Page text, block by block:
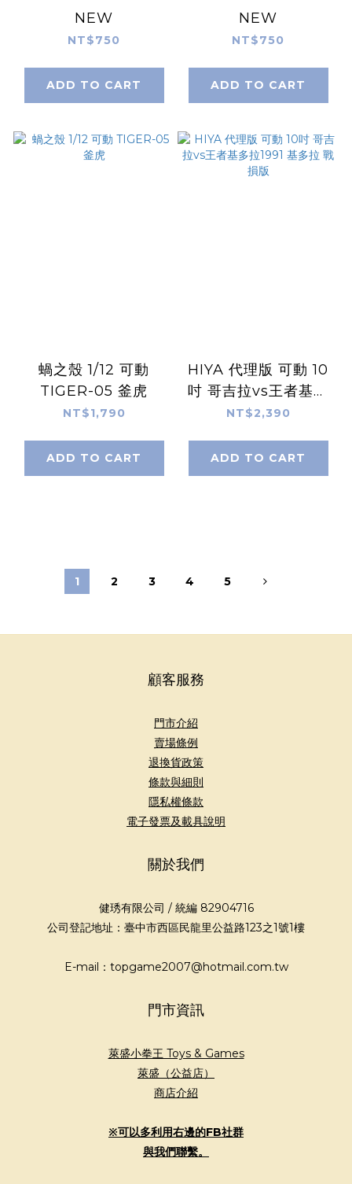
NEW
NT$750
ADD TO CART
NEW
NT$750
ADD TO CART
蝸之殼 1/12 可動
TIGER-05 釜虎
NT$1,790
ADD TO CART
HIYA 代理版 可動 10
吋 哥吉拉vs王者基多
拉1991 基多拉 戰損版
NT$2,390
ADD TO CART
1 2 3 4 5
顧客服務
門市介紹
賣場條例
退換貨政策
條款與細則
隱私權條款
電子發票及載具說明
關於我們
健琇有限公司 / 統編 82904716
公司登記地址：臺中市西區民龍里公益路123之1號1樓
E-mail：topgame2007@hotmail.com.tw
門市資訊
萊盛小拳王 Toys & Games
萊盛（公益店）
商店介紹
※可以多利用右邊的FB社群
與我們聯繫。